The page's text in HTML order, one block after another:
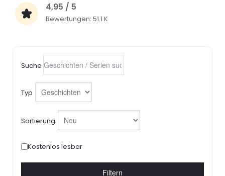
4,95 / 5
Bewertungen: 51.1 K
Suche
Typ
Sortierung
Kostenlos lesbar
Filtern